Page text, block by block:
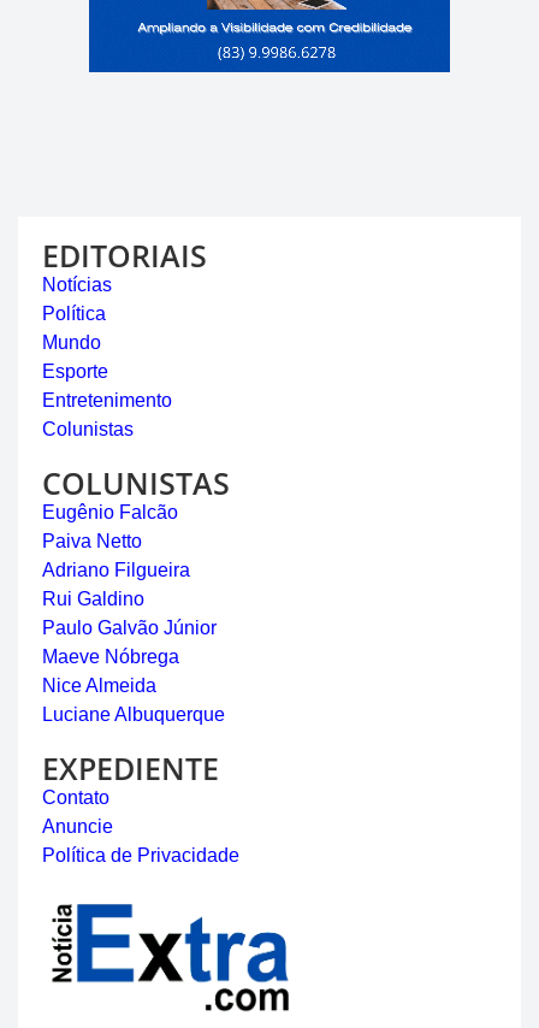
EDITORIAIS
Notícias
Política
Mundo
Esporte
Entretenimento
Colunistas
COLUNISTAS
Eugênio Falcão
Paiva Netto
Adriano Filgueira
Rui Galdino
Paulo Galvão Júnior
Maeve Nóbrega
Nice Almeida
Luciane Albuquerque
EXPEDIENTE
Contato
Anuncie
Política de Privacidade